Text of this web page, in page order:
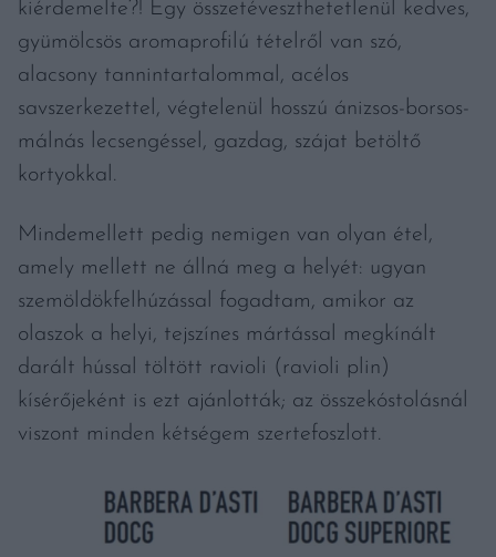
kiérdemelte?! Egy összetéveszthetetlenül kedves,
gyümölcsös aromaprofilú tételről van szó,
alacsony tannintartalommal, acélos
savszerkezettel, végtelenül hosszú ánizsos-borsos-
málnás lecsengéssel, gazdag, szájat betöltő
kortyokkal.
Mindemellett pedig nemigen van olyan étel,
amely mellett ne állná meg a helyét: ugyan
szemöldökfelhúzással fogadtam, amikor az
olaszok a helyi, tejszínes mártással megkínált
darált hússal töltött ravioli (ravioli plin)
kísérőjeként is ezt ajánlották; az összekóstolásnál
viszont minden kétségem szertefoszlott.